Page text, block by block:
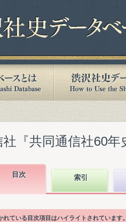
『共同通信社60年
目次 索引
ている目次項目はハイライトされています